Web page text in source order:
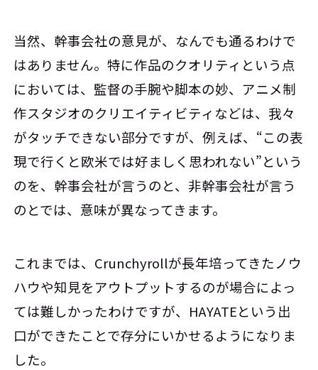
当然、幹事会社の意見が、なんでも通るわけで
はありません。特に作品のクオリティという点
においては、監督の手腕や脚本の妙、アニメ制
作スタジオのクリエイティビティなどは、我々
がタッチできない部分ですが、例えば、“この表
現で行くと欧米では好ましく思われない”という
のを、幹事会社が言うのと、非幹事会社が言う
のとでは、意味が異なってきます。
これまでは、Crunchyrollが長年培ってきたノウ
ハウや知見をアウトプットするのが場合によっ
ては難しかったわけですが、HAYATEという出
口ができたことで存分にいかせるようになりま
した。